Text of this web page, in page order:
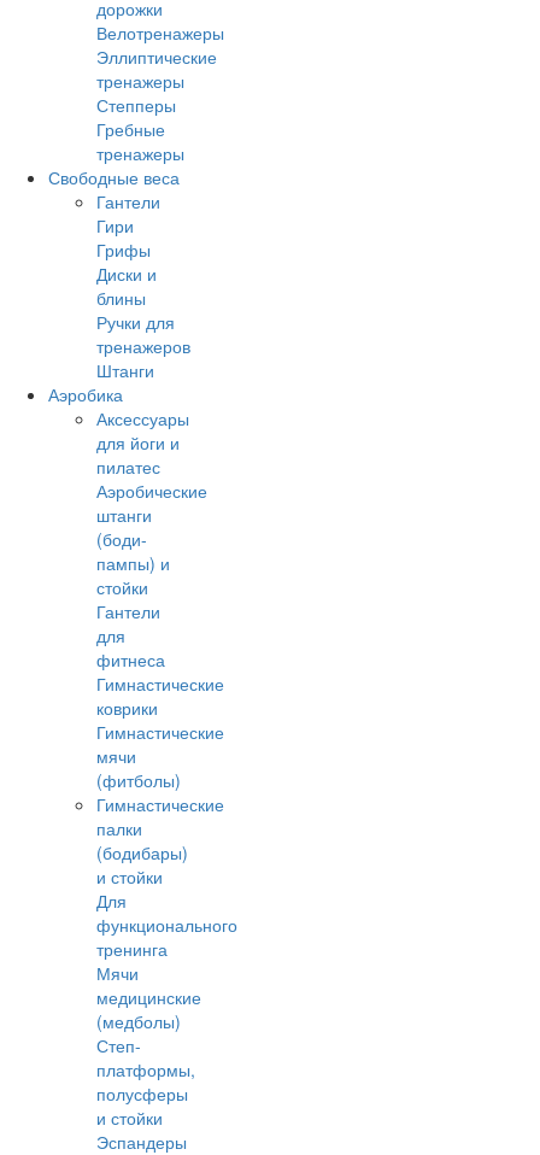
дорожки
Велотренажеры
Эллиптические
тренажеры
Степперы
Гребные
тренажеры
Свободные веса
Гантели
Гири
Грифы
Диски и
блины
Ручки для
тренажеров
Штанги
Аэробика
Аксессуары
для йоги и
пилатес
Аэробические
штанги
(боди-
пампы) и
стойки
Гантели
для
фитнеса
Гимнастические
коврики
Гимнастические
мячи
(фитболы)
Гимнастические
палки
(бодибары)
и стойки
Для
функционального
тренинга
Мячи
медицинские
(медболы)
Степ-
платформы,
полусферы
и стойки
Эспандеры